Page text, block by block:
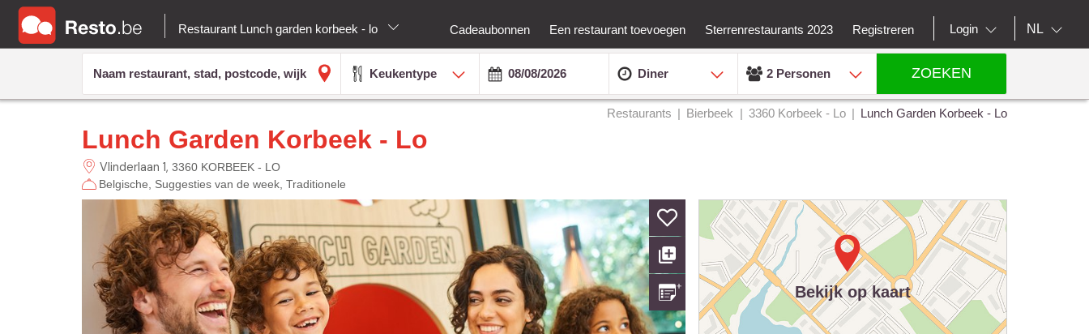
Restaurant Lunch garden korbeek - lo Cadeaubonnen Een restaurant toevoegen Sterrenrestaurants 2023 Registreren Login NL
Keukentype Diner 2 Personen ZOEKEN
Restaurants Bierbeek 3360 Korbeek - Lo Lunch Garden Korbeek - Lo
Lunch Garden Korbeek - Lo
Vlinderlaan 1 3360 KORBEEK - LO
Belgische
Suggesties van de week Traditionele
Bekijk op kaart